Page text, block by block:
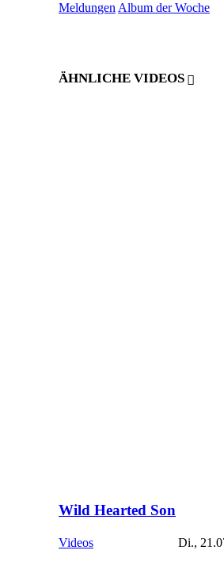
Meldungen Album der Woche
ÄHNLICHE VIDEOS
Wild Hearted Son
Videos Di.,